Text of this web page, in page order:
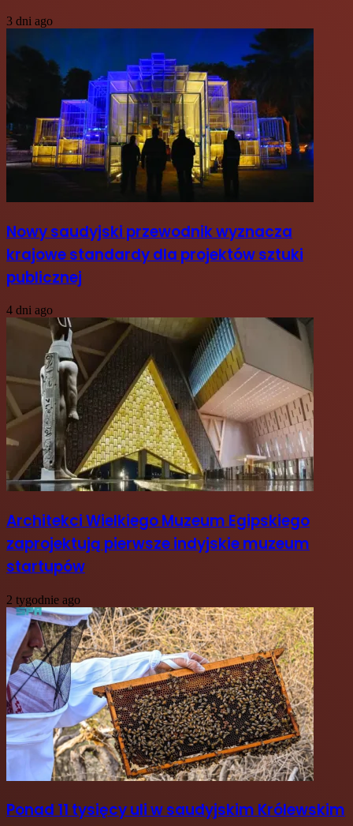
3 dni ago
Nowy saudyjski przewodnik wyznacza
krajowe standardy dla projektów sztuki
publicznej
4 dni ago
Architekci Wielkiego Muzeum Egipskiego
zaprojektują pierwsze indyjskie muzeum
startupów
2 tygodnie ago
Ponad 11 tysięcy uli w saudyjskim Królewskim